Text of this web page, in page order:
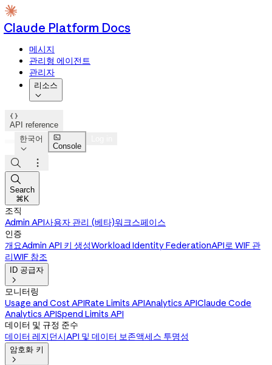
Claude Platform Docs
메시지
관리형 에이전트
관리자
리소스


API reference
한국어


Console



Search
⌘K
조직
Admin API사용자 관리 (베타)워크스페이스
인증
개요Admin API 키 생성Workload Identity FederationAPI로 WIF 관
리WIF 참조
ID 공급자

모니터링
Usage and Cost APIRate Limits APIAnalytics APIClaude Code
Analytics APISpend Limits API
데이터 및 규정 준수
데이터 레지던시API 및 데이터 보존액세스 투명성
암호화 키
